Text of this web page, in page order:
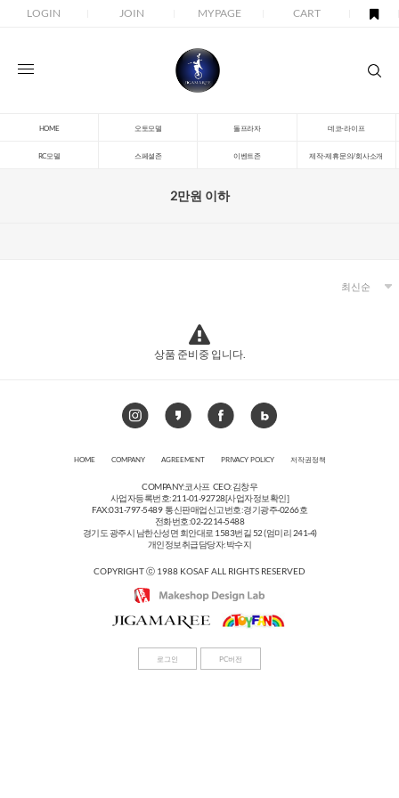
LOGIN JOIN MYPAGE CART
HOME 오토모델 돌프라자 데코-라이프
RC모델 스페셜존 이벤트존 제작-제휴문의/회사소개
2만원 이하
상품 준비중 입니다.
HOME COMPANY AGREEMENT PRIVACY POLICY 저작권정책
COMPANY:코사프 CEO:김창우
사업자등록번호:211-01-92728[사업자정보확인]
FAX:031-797-5489 통신판매업신고번호:경기광주-0266호
전화번호:02-2214-5488
경기도 광주시 남한산성면 회안대로 1583번길 52 (엄미리 241-4)
개인정보취급담당자:박수지
COPYRIGHT ⓒ 1988 KOSAF ALL RIGHTS RESERVED
로그인 PC버전